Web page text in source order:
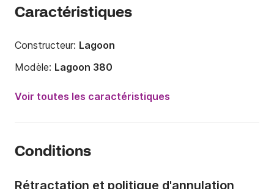
Caractéristiques
Constructeur: Lagoon
Modèle: Lagoon 380
Année:
Nombre de couchages:
Nombre de salles de bains:
Voir toutes les caractéristiques
Conditions
Rétractation et politique d'annulation